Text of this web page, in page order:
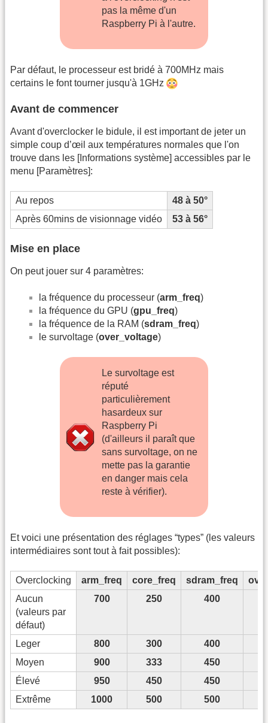
pas la même d'un
Raspberry Pi à l'autre.
Par défaut, le processeur est bridé à 700MHz mais
certains le font tourner jusqu'à 1GHz
Avant de commencer
Avant d'overclocker le bidule, il est important de jeter un
simple coup d’œil aux températures normales que l'on
trouve dans les [Informations système] accessibles par le
menu [Paramètres]:
Au repos
48 à 50°
Après 60mins de visionnage vidéo
53 à 56°
Mise en place
On peut jouer sur 4 paramètres:
la fréquence du processeur (arm_freq)
la fréquence du GPU (gpu_freq)
la fréquence de la RAM (sdram_freq)
le survoltage (over_voltage)
Le survoltage est
réputé
particulièrement
hasardeux sur
Raspberry Pi
(d'ailleurs il paraît que
sans survoltage, on ne
mette pas la garantie
en danger mais cela
reste à vérifier).
Et voici une présentation des réglages “types” (les valeurs
intermédiaires sont tout à fait possibles):
Overclocking arm_freq core_freq sdram_freq
Aucun
(valeurs par
défaut)
700 250 400
Leger 800 300
400
Moyen
900 333
450
Élevé
950 450
450
Extrême
1000 500 500